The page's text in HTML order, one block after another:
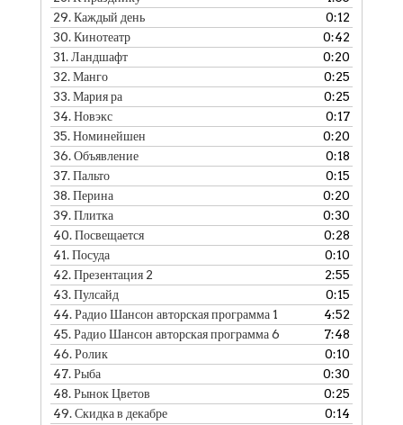
29.Каждый день
0:12
30.Кинотеатр
0:42
31.Ландшафт
0:20
32.Манго
0:25
33.Мария ра
0:25
34.Новэкс
0:17
35.Номинейшен
0:20
36.Объявление
0:18
37.Пальто
0:15
38.Перина
0:20
39.Плитка
0:30
40.Посвещается
0:28
41.Посуда
0:10
42.Презентация 2
2:55
43.Пулсайд
0:15
44.Радио Шансон авторская программа 1
4:52
45.Радио Шансон авторская программа 6
7:48
46.Ролик
0:10
47.Рыба
0:30
48.Рынок Цветов
0:25
49.Скидка в декабре
0:14